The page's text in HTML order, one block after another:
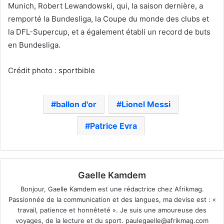
Munich, Robert Lewandowski, qui, la saison dernière, a
remporté la Bundesliga, la Coupe du monde des clubs et
la DFL-Supercup, et a également établi un record de buts
en Bundesliga.
Crédit photo : sportbible
ballon d'or Lionel Messi
Patrice Evra
Gaelle Kamdem
Bonjour, Gaelle Kamdem est une rédactrice chez Afrikmag.
Passionnée de la communication et des langues, ma devise est : «
travail, patience et honnêteté ». Je suis une amoureuse des
voyages, de la lecture et du sport. paulegaelle@afrikmag.com